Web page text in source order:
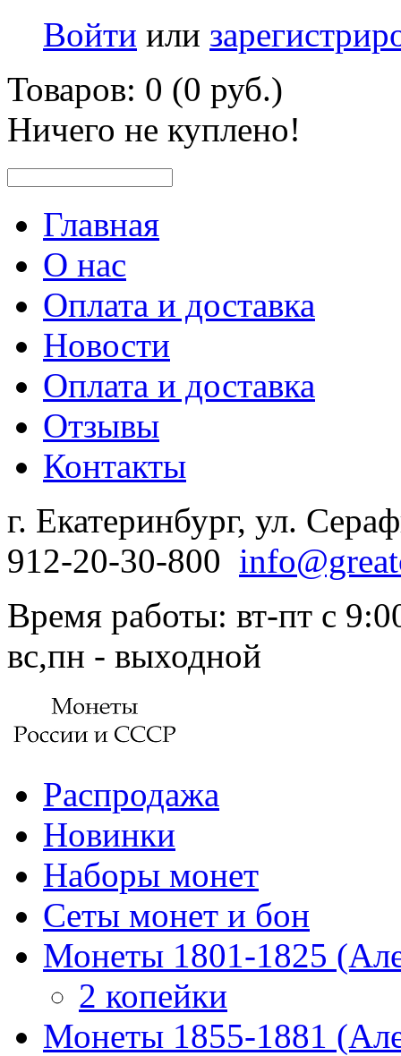
Войти или
Товаров: 0 (0 руб.)
Ничего не куплено!
Главная
О нас
Оплата и доставка
Новости
Оплата и доставка
Отзывы
Контакты
г. Екатеринбург, ул.
912-20-30-800
Время работы: вт-пт с
вс,пн - выходной
Распродажа
Новинки
Наборы монет
Сеты монет и бон
Монеты 1801-1825
2 копейки
Монеты 1855-1881